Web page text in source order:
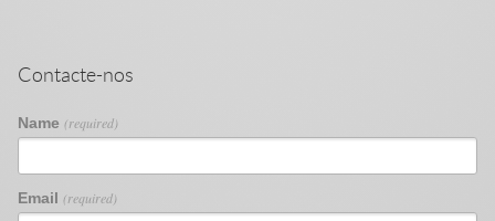
Contacte-nos
Name (required)
Email (required)